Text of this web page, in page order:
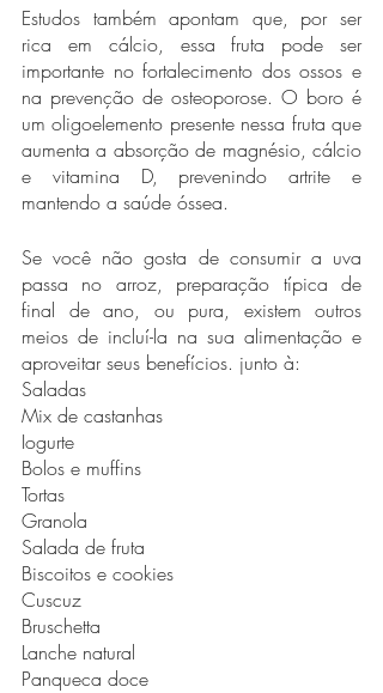
Estudos também apontam que, por ser
rica em cálcio, essa fruta pode ser
importante no fortalecimento dos ossos e
na prevenção de osteoporose. O boro é
um oligoelemento presente nessa fruta que
aumenta a absorção de magnésio, cálcio
e vitamina D, prevenindo artrite e
mantendo a saúde óssea.
Se você não gosta de consumir a uva
passa no arroz, preparação típica de
final de ano, ou pura, existem outros
meios de incluí-la na sua alimentação e
aproveitar seus benefícios. junto à:
Saladas
Mix de castanhas
Iogurte
Bolos e muffins
Tortas
Granola
Salada de fruta
Biscoitos e cookies
Cuscuz
Bruschetta
Lanche natural
Panqueca doce